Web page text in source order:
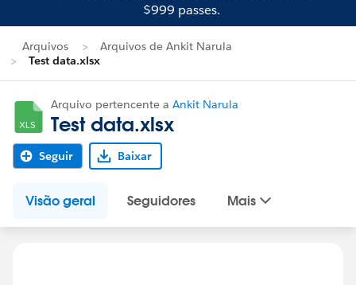
$999 passes.
Arquivos
Arquivos de Ankit Narula
Test data.xlsx
Arquivo pertencente a Ankit Narula
Test data.xlsx
Seguir Baixar
Visão geral Seguidores Mais